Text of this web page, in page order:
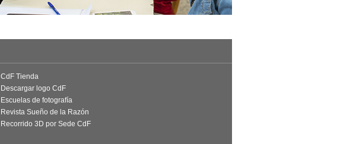
CdF Tienda
Descargar logo CdF
Escuelas de fotografía
Revista Sueño de la Razón
Recorrido 3D por Sede CdF